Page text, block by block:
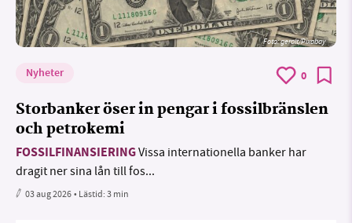
Foto:geralt/Pixabay
Nyheter 0
Storbanker öser in pengar i fossilbränslen
och petrokemi
FOSSILFINANSIERINGVissa internationella banker har
dragit ner sina lån till fos...
03 aug 2026• Lästid:3 min